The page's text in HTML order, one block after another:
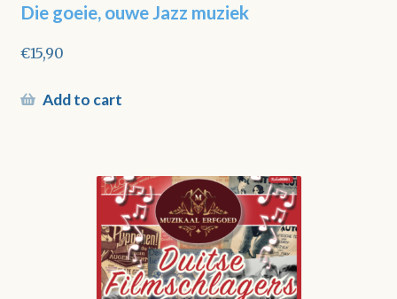
Die goeie, ouwe Jazz muziek
€15,90
Add to cart